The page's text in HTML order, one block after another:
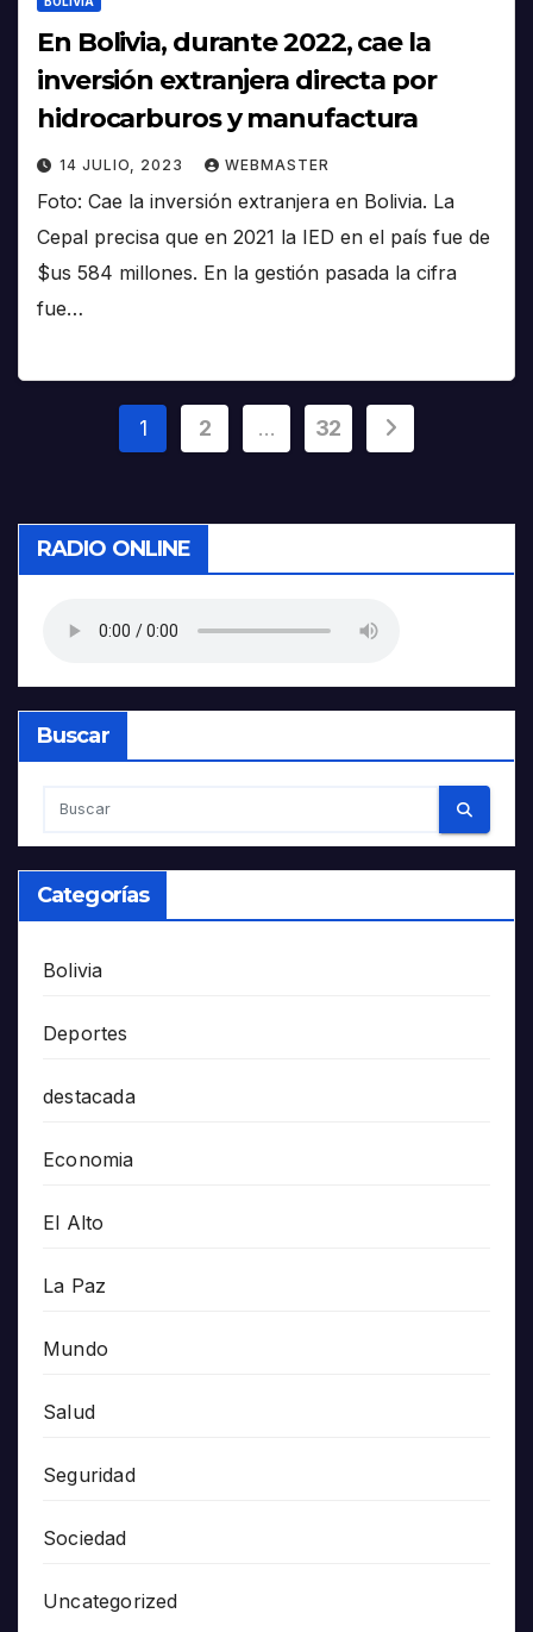
En Bolivia, durante 2022, cae la
inversión extranjera directa por
hidrocarburos y manufactura
14 JULIO, 2023 WEBMASTER
Foto: Cae la inversión extranjera en Bolivia. La
Cepal precisa que en 2021 la IED en el país fue de
$us 584 millones. En la gestión pasada la cifra
fue…
Paginación
entradas
1 2 … 32
RADIO ONLINE
Buscar
Categorías
Bolivia
Deportes
destacada
Economia
El Alto
La Paz
Mundo
Salud
Seguridad
Sociedad
Uncategorized